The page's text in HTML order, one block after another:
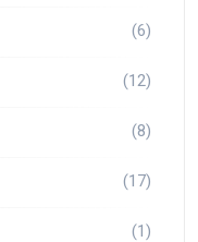
(6)
(12)
(8)
(17)
(1)